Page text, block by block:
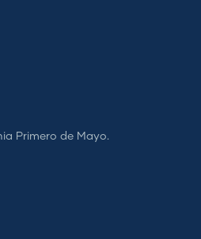
Primero de Mayo.